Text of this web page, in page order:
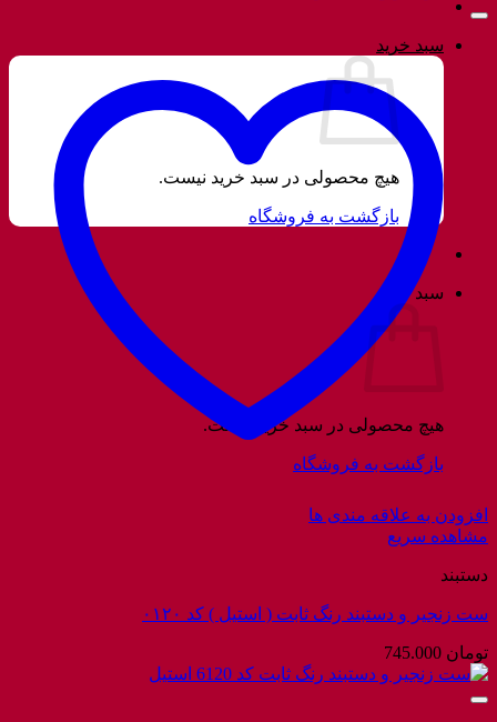
سبد خرید
هیچ محصولی در سبد خرید نیست.
بازگشت به فروشگاه
سبد خرید
هیچ محصولی در سبد خرید نیست.
بازگشت به فروشگاه
افزودن به علاقه مندی ها
مشاهده سریع
دستبند
ست زنجیر و دستبند رنگ ثابت ( استیل ) کد ۰۱۲۰
تومان